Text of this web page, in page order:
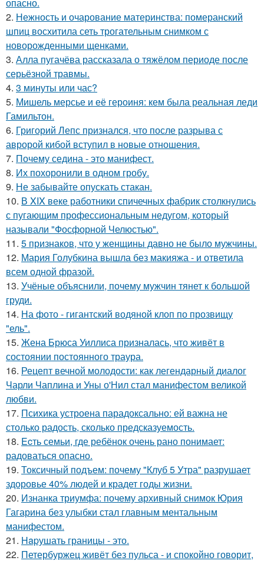
опасно.
2. Нежность и очарование материнства: померанский
шпиц восхитила сеть трогательным снимком с
новорожденными щенками.
3. Алла пугачёва рассказала о тяжёлом периоде после
серьёзной травмы.
4. 3 минуты или час?
5. Мишель мерсье и её героиня: кем была реальная леди
Гамильтон.
6. Григорий Лепс признался, что после разрыва с
авророй кибой вступил в новые отношения.
7. Почему седина - это манифест.
8. Их похоронили в одном гробу.
9. Не забывайте опускать стакан.
10. В XIX веке работники спичечных фабрик столкнулись
с пугающим профессиональным недугом, который
называли "Фосфорной Челюстью".
11. 5 признаков, что у женщины давно не было мужчины.
12. Мария Голубкина вышла без макияжа - и ответила
всем одной фразой.
13. Учёные объяснили, почему мужчин тянет к большой
груди.
14. На фото - гигантский водяной клоп по прозвищу
"ель".
15. Жена Брюса Уиллиса призналась, что живёт в
состоянии постоянного траура.
16. Рецепт вечной молодости: как легендарный диалог
Чарли Чаплина и Уны о'Нил стал манифестом великой
любви.
17. Психика устроена парадоксально: ей важна не
столько радость, сколько предсказуемость.
18. Ecть семьи, где ребёнок очень рано понимает:
радоваться опасно.
19. Токсичный подъем: почему "Клуб 5 Утра" разрушает
здоровье 40% людей и крадет годы жизни.
20. Изнанка триумфа: почему архивный снимок Юрия
Гагарина без улыбки стал главным ментальным
манифестом.
21. Hapушать границы - это.
22. Петербуржец живёт без пульса - и спокойно говорит,